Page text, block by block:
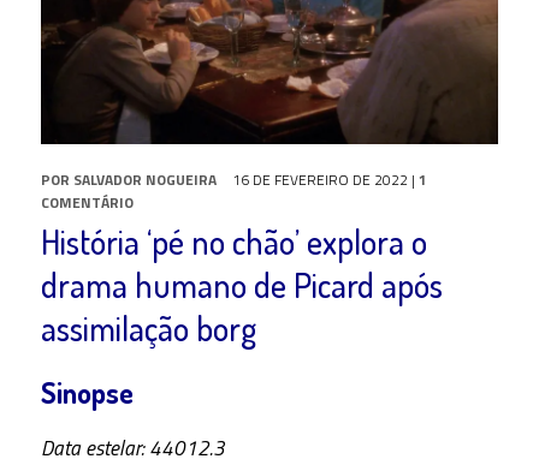
POR SALVADOR NOGUEIRA 16 DE FEVEREIRO DE 2022 | 1
COMENTÁRIO
História ‘pé no chão’ explora o
drama humano de Picard após
assimilação borg
Sinopse
Data estelar: 44012.3